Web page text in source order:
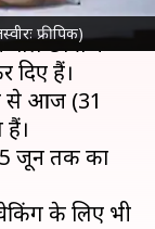
फ्रीपिक)
ने कक्षा 10
छात्रों के
दिए हैं।
से आज (31
जून तक का
के लिए भी